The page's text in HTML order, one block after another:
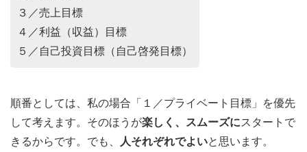
３／売上目標
４／利益（収益）目標
５／自己投資目標（自己啓発目標）
順番としては、私の場合「１／プライベート目標」を優先
して考えます。そのほうが楽しく、スムーズにスタートで
きるからです。でも、
人それぞれでよいと思います。